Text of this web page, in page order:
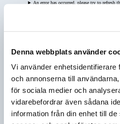
Denna webbplats använder
Vi använder enhetsidentifierare
och annonserna till
för sociala medier och
vidarebefordrar även sådana
information från din enhet till
An error has occurred, please try to refresh